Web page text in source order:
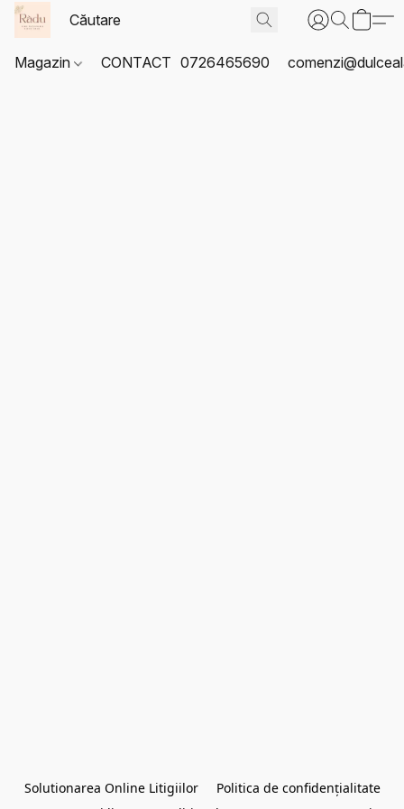
Magazin CONTACT 0726465690
Solutionarea Online Litigiilor
Politica de confidențialitate